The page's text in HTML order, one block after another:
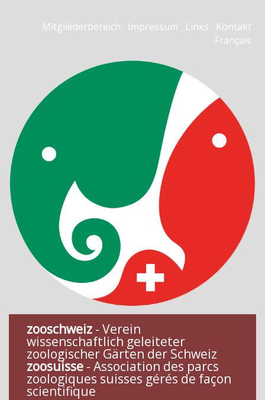
Mitgliederbereich Impressum Links
Kontakt
Français
zooschweiz - Verein
wissenschaftlich geleiteter
zoologischer Gärten der Schweiz
zoosuisse - Association des parcs
zoologiques suisses gérés de façon
scientifique